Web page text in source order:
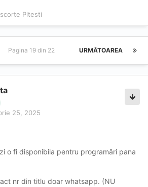
Pitesti
URMĂTOAREA
Pagina 19 din 22
25, 2025
o fi disponibila pentru programări pana
nr din titlu doar whatsapp. (NU